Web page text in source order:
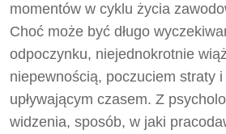
momentów w cyklu życia
Choć może być długo
odpoczynku, niejednokrotnie
niepewnością, poczuciem straty
upływającym czasem. Z
widzenia, sposób, w jaki